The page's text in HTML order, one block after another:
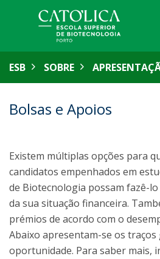
ESB SOBRE
Bolsas e Apoios
Existem múltiplas opções para
candidatos empenhados em
de Biotecnologia possam fazê-
da sua situação financeira.
prémios de acordo com o
Abaixo apresentam-se os traços
oportunidade. Para saber mais,